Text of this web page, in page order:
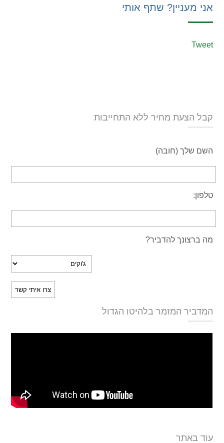
אני מעניין? שתף אותי
Tweet
קבל הצעת מחיר ללא התחייבות
השם שלך (חובה)
טלפון:
מה ברצונך להדביר?
המדביר המזמר בלהיטו הגדול
עוד באתר